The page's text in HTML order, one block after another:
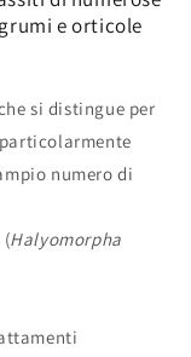
e orticole
si distingue per
numero di
(Halyomorpha